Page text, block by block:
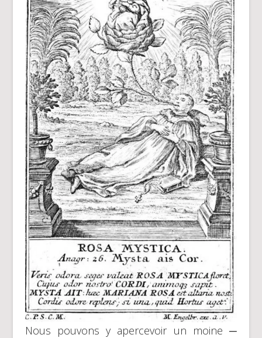
Nous pouvons y apercevoir un moine ─